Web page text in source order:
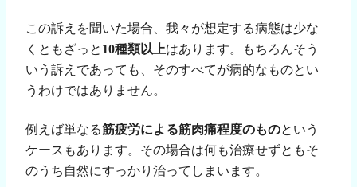
この訴えを聞いた場合、我々が想定する病態は少な
くともざっと 10種類以上はあります。もちろんそう
いう訴えであっても、そのすべてが病的なものとい
うわけではありません。
例えば単なる筋疲労による筋肉痛程度のものという
ケースもあります。その場合は何も治療せずともそ
のうち自然にすっかり治ってしまいます。